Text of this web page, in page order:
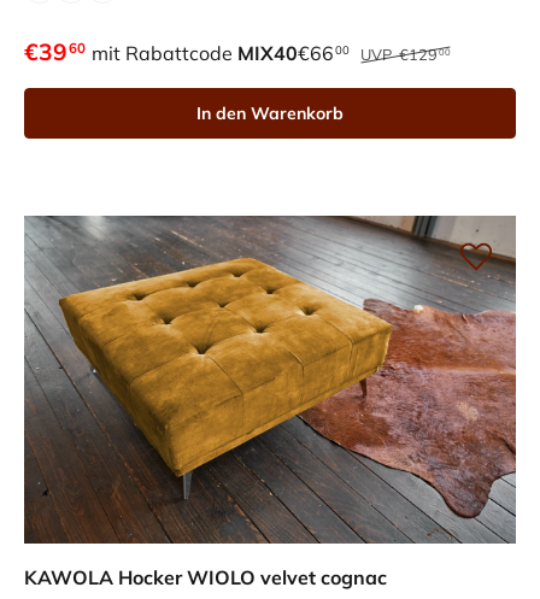
€3960 mit Rabattcode MIX40€6600 UVP€12900
In den Warenkorb
KAWOLA Hocker WIOLO velvet cognac